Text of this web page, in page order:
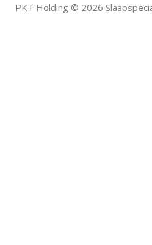
PKT Holding © 2026